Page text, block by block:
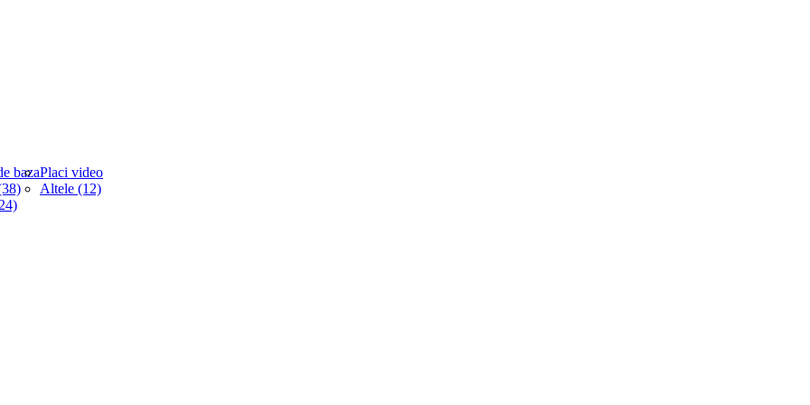
bazaPlaci video
Altele (12)